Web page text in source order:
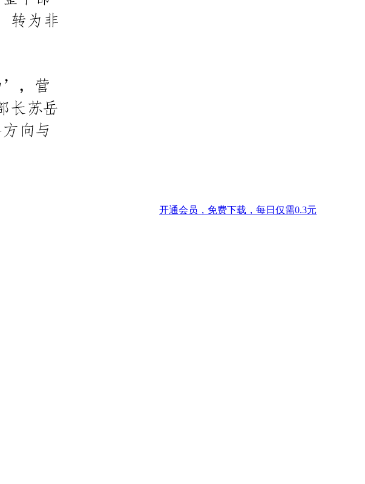
开通会员，免费下载，每日仅需0.3元